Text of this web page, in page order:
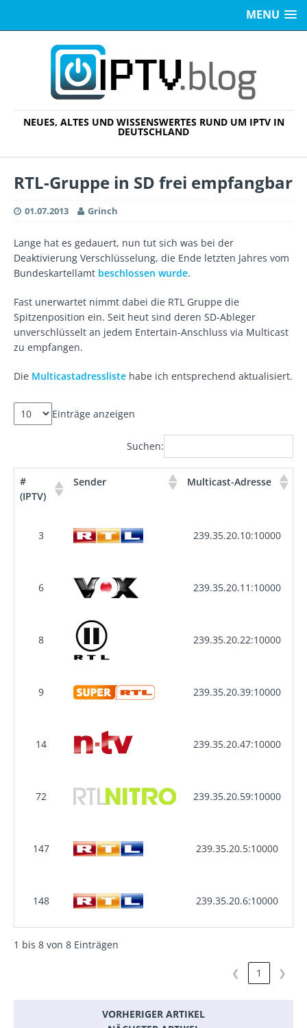
MENU
NEUES, ALTES UND WISSENSWERTES RUND UM IPTV IN
DEUTSCHLAND
RTL-Gruppe in SD frei empfangbar
01.07.2013 Grinch
Lange hat es gedauert, nun tut sich was bei der
Deaktivierung Verschlüsselung, die Ende letzten Jahres vom
Bundeskartellamt beschlossen wurde.
Fast unerwartet nimmt dabei die RTL Gruppe die
Spitzenposition ein. Seit heut sind deren SD-Ableger
unverschlüsselt an jedem Entertain-Anschluss via Multicast
zu empfangen.
Die Multicastadressliste habe ich entsprechend aktualisiert.
Einträge anzeigen
Suchen:
#
(IPTV)
Sender Multicast-Adresse
3 239.35.20.10:10000
6 239.35.20.11:10000
8 239.35.20.22:10000
9 239.35.20.39:10000
14 239.35.20.47:10000
72 239.35.20.59:10000
147 239.35.20.5:10000
148 239.35.20.6:10000
1 bis 8 von 8 Einträgen
❮ 1 ❯
VORHERIGER ARTIKEL